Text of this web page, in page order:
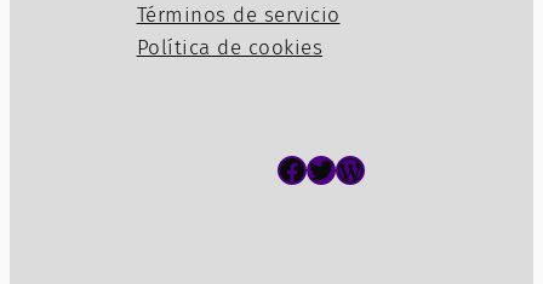
Términos de servicio
Política de cookies
Facebook Twitter WordPress